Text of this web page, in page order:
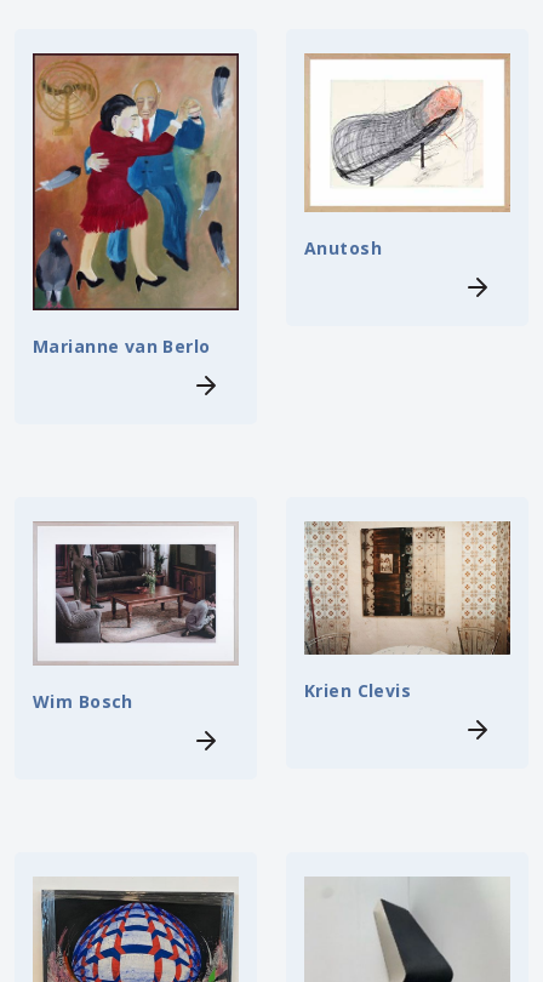
Marianne van Berlo
Anutosh
Wim Bosch Krien Clevis